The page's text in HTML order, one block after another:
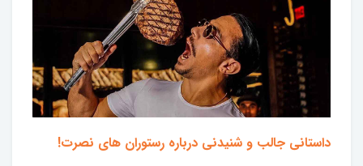
داستانی جالب و شنیدنی درباره رستوران های نصرت!